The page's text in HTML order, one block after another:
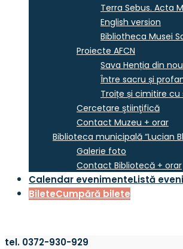
Terra Sebus. Acta
English version
Bibliotheca Musei
Proiecte AFCN
Sava Henția din
Între sacru și
Troițe și cimitire
Cercetare ştiinţifică
Contact Muzeu + orar
Biblioteca municipală “Lucian
Galerie foto
Contact Bibliotecă + orar
Calendar evenimenteListă
BileteCumpără bilete
tel. 0372-930-929